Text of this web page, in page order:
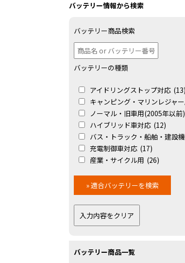
バッテリー情報から検索
バッテリー商品検索
バッテリーの種類
アイドリングストップ対応 (13)
キャンピング・マリンレジャ
ノーマル・旧車用(2005年以前)
ハイブリッド車対応 (12)
バス・トラック・船舶・建設
充電制御車対応 (17)
産業・サイクル用 (26)
バッテリー商品一覧